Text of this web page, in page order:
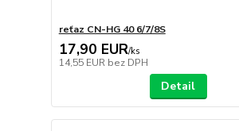
reťaz CN-HG 40 6/7/8S
17,90 EUR/ks
14,55 EUR bez DPH
Detail